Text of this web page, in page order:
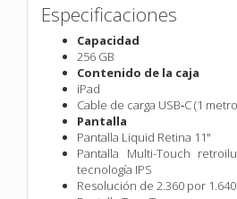
Especificaciones
Capacidad
256 GB
Contenido de la caja
iPad
Cable de carga USB‑C (1
Pantalla
Pantalla Liquid Retina 11"
Pantalla Multi-Touch
tecnología IPS
Resolución de 2.360 por